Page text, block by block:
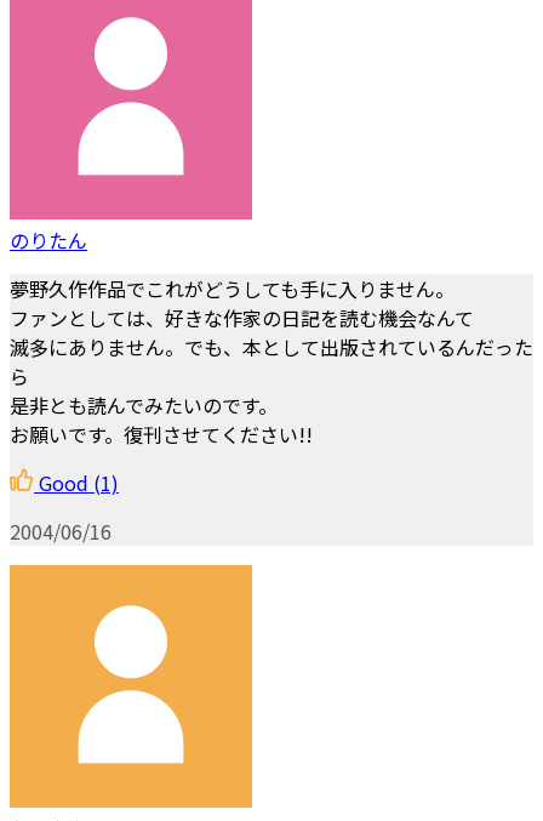
のりたん
夢野久作作品でこれがどうしても手に入りません。
ファンとしては、好きな作家の日記を読む機会なんて
滅多にありません。でも、本として出版されているんだった
ら
是非とも読んでみたいのです。
お願いです。復刊させてください!!
Good (1)
2004/06/16